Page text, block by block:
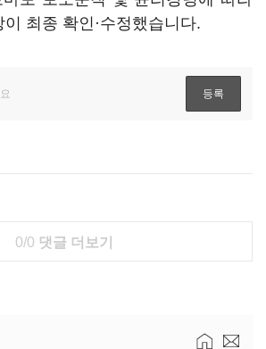
최종 확인·수정했습니다.
0/0 댓글 더보기